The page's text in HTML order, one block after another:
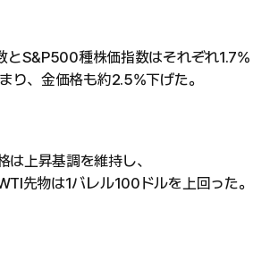
とS&P500種株価指数はそれぞれ1.7%
り、金価格も約2.5%下げた。
は上昇基調を維持し、
先物は1バレル100ドルを上回った。